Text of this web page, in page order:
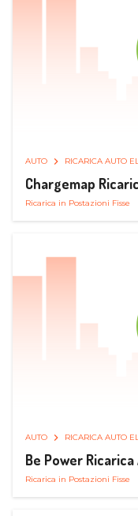
AUTO RICARICA AUTO
Chargemap
Ricarica in Postazioni Fisse
AUTO RICARICA AUTO
Be Power
Ricarica in Postazioni Fisse